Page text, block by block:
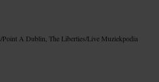
/Point A Dublin, The Liberties/Live Muziekpodia